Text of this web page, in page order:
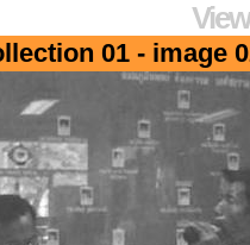
01 - image